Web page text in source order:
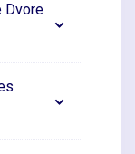
Dvore